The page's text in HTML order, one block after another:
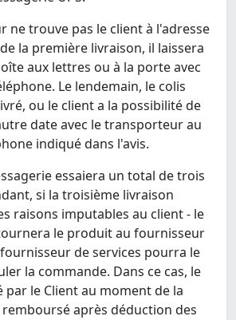
ne trouve pas le client à l'adresse
la première livraison, il laissera
aux lettres ou à la porte avec
Le lendemain, le colis
ou le client a la possibilité de
date avec le transporteur au
indiqué dans l'avis.
essaiera un total de trois
si la troisième livraison
raisons imputables au client - le
le produit au fournisseur
de services pourra le
la commande. Dans ce cas, le
par le Client au moment de la
après déduction des